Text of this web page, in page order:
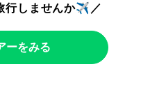
行しませんか✈️／
ーをみる